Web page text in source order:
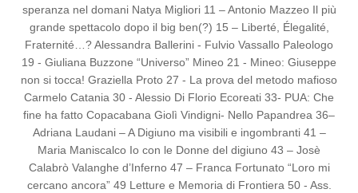
speranza nel domani Natya Migliori 11 – Antonio Mazzeo Il più
grande spettacolo dopo il big ben(?) 15 – Liberté, Élegalité,
Fraternité…? Alessandra Ballerini - Fulvio Vassallo Paleologo
19 - Giuliana Buzzone “Universo” Mineo 21 - Mineo: Giuseppe
non si tocca! Graziella Proto 27 - La prova del metodo mafioso
Carmelo Catania 30 - Alessio Di Florio Ecoreati 33- PUA: Che
fine ha fatto Copacabana Giolì Vindigni- Nello Papandrea 36–
Adriana Laudani – A Digiuno ma visibili e ingombranti 41 –
Maria Maniscalco Io con le Donne del digiuno 43 – Josè
Calabrò Valanghe d’Inferno 47 – Franca Fortunato “Loro mi
cercano ancora” 49 Letture e Memoria di Frontiera 50 - Ass.